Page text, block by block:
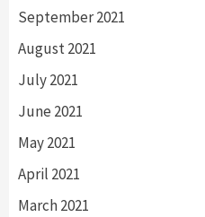
September 2021
August 2021
July 2021
June 2021
May 2021
April 2021
March 2021